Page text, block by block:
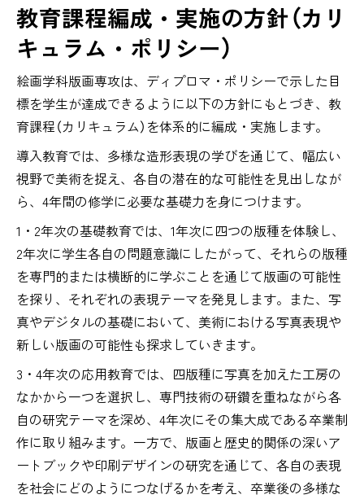
教育課程編成・実施の方針（カリ
キュラム・ポリシー）
絵画学科版画専攻は、ディプロマ・ポリシーで示した目
標を学生が達成できるように以下の方針にもとづき、教
育課程（カリキュラム）を体系的に編成・実施します。
導入教育では、多様な造形表現の学びを通じて、幅広い
視野で美術を捉え、各自の潜在的な可能性を見出しなが
ら、4年間の修学に必要な基礎力を身につけます。
1・2年次の基礎教育では、1年次に四つの版種を体験し、
2年次に学生各自の問題意識にしたがって、それらの版種
を専門的または横断的に学ぶことを通じて版画の可能性
を探り、それぞれの表現テーマを発見します。また、写
真やデジタルの基礎において、美術における写真表現や
新しい版画の可能性も探求していきます。
3・4年次の応用教育では、四版種に写真を加えた工房の
なかから一つを選択し、専門技術の研鑽を重ねながら各
自の研究テーマを深め、4年次にその集大成である卒業制
作に取り組みます。一方で、版画と歴史的関係の深いア
ートブックや印刷デザインの研究を通じて、各自の表現
を社会にどのようにつなげるかを考え、卒業後の多様な